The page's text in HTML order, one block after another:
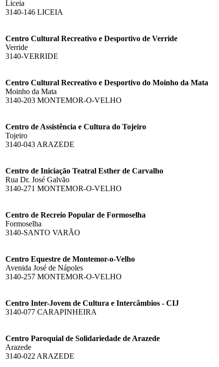
Liceia
3140-146 LICEIA
Centro Cultural Recreativo e Desportivo de Verride
Verride
3140-VERRIDE
Centro Cultural Recreativo e Desportivo do Moinho da Mata
Moinho da Mata
3140-203 MONTEMOR-O-VELHO
Centro de Assistência e Cultura do Tojeiro
Tojeiro
3140-043 ARAZEDE
Centro de Iniciação Teatral Esther de Carvalho
Rua Dr. José Galvão
3140-271 MONTEMOR-O-VELHO
Centro de Recreio Popular de Formoselha
Formoselha
3140-SANTO VARÃO
Centro Equestre de Montemor-o-Velho
Avenida José de Nápoles
3140-257 MONTEMOR-O-VELHO
Centro Inter-Jovem de Cultura e Intercâmbios - CIJ
3140-077 CARAPINHEIRA
Centro Paroquial de Solidariedade de Arazede
Arazede
3140-022 ARAZEDE